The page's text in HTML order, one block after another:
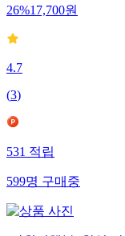
26%17,700원
4.7
(3)
531적립
599명구매중